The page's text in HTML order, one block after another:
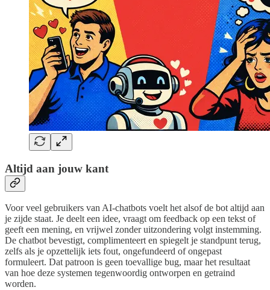
Altijd aan jouw kant
Voor veel gebruikers van AI-chatbots voelt het alsof de bot altijd aan
je zijde staat. Je deelt een idee, vraagt om feedback op een tekst of
geeft een mening, en vrijwel zonder uitzondering volgt instemming.
De chatbot bevestigt, complimenteert en spiegelt je standpunt terug,
zelfs als je opzettelijk iets fout, ongefundeerd of ongepast
formuleert. Dat patroon is geen toevallige bug, maar het resultaat
van hoe deze systemen tegenwoordig ontworpen en getraind
worden.